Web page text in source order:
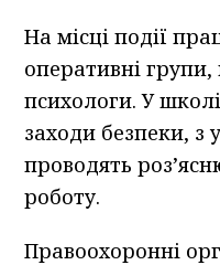
На місці події
оперативні групи,
психологи. У
заходи безпеки, з
проводять
роботу.
Правоохоронні